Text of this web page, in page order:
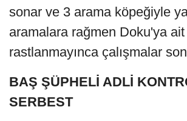
sonar ve 3 arama köpeğiyle
aramalara rağmen Doku'ya
rastlanmayınca çalışmalar
BAŞ ŞÜPHELİ ADLİ
SERBEST